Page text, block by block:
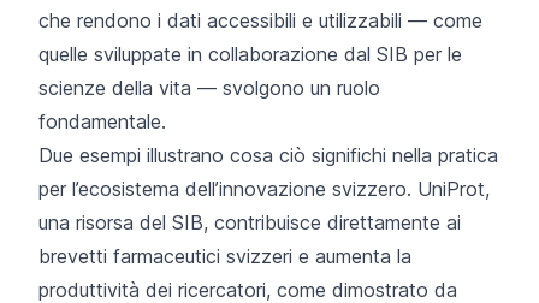
che rendono i dati accessibili e utilizzabili — come
quelle sviluppate in collaborazione dal SIB per le
scienze della vita — svolgono un ruolo
fondamentale.
Due esempi illustrano cosa ciò significhi nella pratica
per l’ecosistema dell’innovazione svizzero. UniProt,
una risorsa del SIB, contribuisce direttamente ai
brevetti farmaceutici svizzeri e aumenta la
produttività dei ricercatori, come dimostrato da